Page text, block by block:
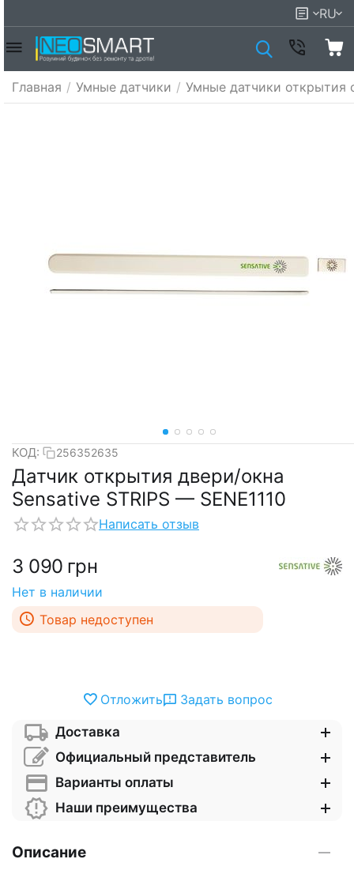
RU
Главная / Умные датчики / Умные датчики открытия
КОД: 256352635
Датчик открытия двери/окна
Sensative STRIPS — SENE1110
Написать отзыв
3 090 грн
Нет в наличии
Товар недоступен
Отложить Задать вопрос
Доставка
Официальный представитель
Варианты оплаты
Наши преимущества
Описание